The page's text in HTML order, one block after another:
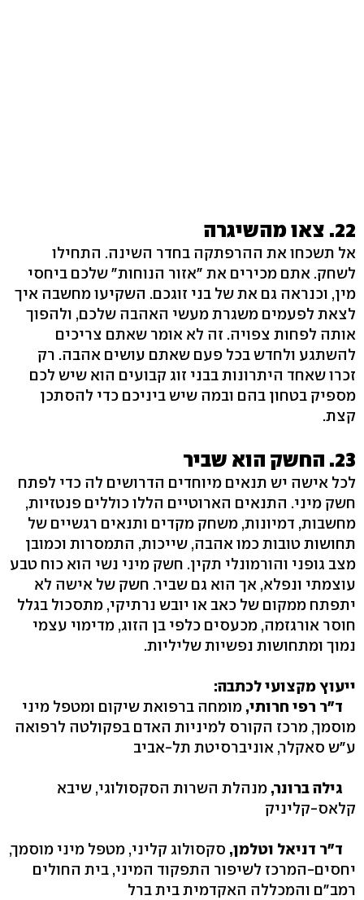
22. צאו מהשיגרה
אל תשכחו את ההרפתקה בחדר השינה. התחילו
לשחק. אתם מכירים את "אזור הנוחות" שלכם ביחסי
מין, וכנראה גם את של בני זוגכם. השקיעו מחשבה איך
לצאת לפעמים משגרת מעשי האהבה שלכם, ולהפוך
אותה לפחות צפויה. זה לא אומר שאתם צריכים
להשתגע ולחדש בכל פעם שאתם עושים אהבה. רק
זכרו שאחד היתרונות בבני זוג קבועים הוא שיש לכם
מספיק בטחון בהם ובמה שיש ביניכם כדי להסתכן
קצת.
23. החשק הוא שביר
לכל אישה יש תנאים מיוחדים הדרושים לה כדי לפתח
חשק מיני. התנאים הארוטיים הללו כוללים פנטזיות,
מחשבות, דמיונות, משחק מקדים ותנאים רגשיים של
תחושות טובות כמו אהבה, שייכות, התמסרות וכמובן
מצב גופני והורמונלי תקין. חשק מיני נשי הוא כוח טבע
עוצמתי ונפלא, אך הוא גם שביר. חשק של אישה לא
יתפתח ממקום של כאב או יובש נרתיקי, מתסכול בגלל
חוסר אורגזמה, מכעסים כלפי בן הזוג, מדימוי עצמי
נמוך ומתחושות נפשיות שליליות.
ייעוץ מקצועי לכתבה:
ד"ר רפי חרותי, מומחה ברפואת שיקום ומטפל מיני
מוסמך, מרכז הקורס למיניות האדם בפקולטה לרפואה
ע"ש סאקלר, אוניברסיטת תל-אביב
גילה ברונר, מנהלת השרות הסקסולוגי, שיבא
קלאס-קליניק
ד"ר דניאל וטלמן, סקסולוג קליני, מטפל מיני מוסמך,
יחסים-המרכז לשיפור התפקוד המיני, בית החולים
רמב"ם והמכללה האקדמית בית ברל